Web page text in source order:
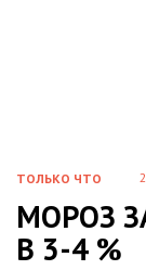
ТОЛЬКО ЧТО
МОРОЗ
В 3-4 %